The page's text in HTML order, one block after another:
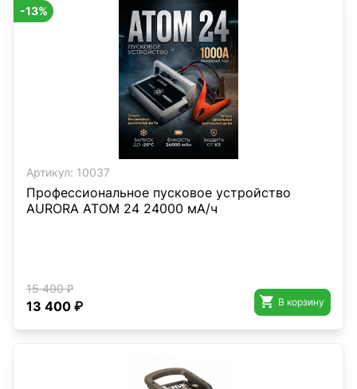
Артикул: 10037
Профессиональное пусковое устройство
AURORA ATOM 24 24000 мА/ч
15 400 ₽
13 400 ₽  В корзину
-13%